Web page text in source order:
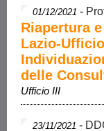
01/12/2021 -
Riapertura
Lazio-
delle
Ufficio III
23/11/2021 -